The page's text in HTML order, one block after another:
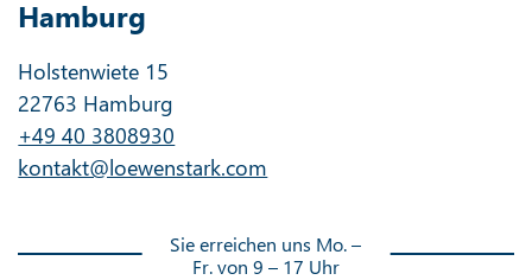
Hamburg
Holstenwiete 15
22763 Hamburg
+49 40 3808930
kontakt@loewenstark.com
Sie erreichen uns Mo. –
Fr. von 9 – 17 Uhr